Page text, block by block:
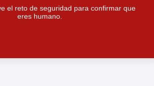
el reto de seguridad para confirmar que
eres humano.